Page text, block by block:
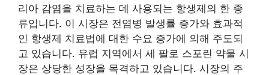
리아 감염을 치료하는 데 사용되는 항생제의 한 종
류입니다. 이 시장은 전염병 발생률 증가와 효과적
인 항생제 치료법에 대한 수요 증가에 의해 주도되
고 있습니다. 유럽 지역에서 세 팔로 스포린 약물 시
장은 상당한 성장을 목격하고 있습니다. 시장의 주